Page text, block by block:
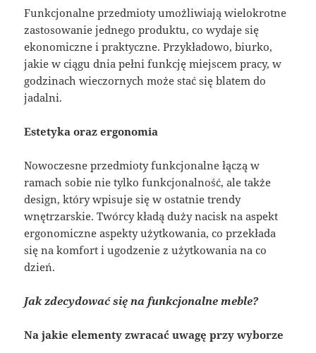
Funkcjonalne przedmioty umożliwiają wielokrotne
zastosowanie jednego produktu, co wydaje się
ekonomiczne i praktyczne. Przykładowo, biurko,
jakie w ciągu dnia pełni funkcję miejscem pracy, w
godzinach wieczornych może stać się blatem do
jadalni.
Estetyka oraz ergonomia
Nowoczesne przedmioty funkcjonalne łączą w
ramach sobie nie tylko funkcjonalność, ale także
design, który wpisuje się w ostatnie trendy
wnętrzarskie. Twórcy kładą duży nacisk na aspekt
ergonomiczne aspekty użytkowania, co przekłada
się na komfort i ugodzenie z użytkowania na co
dzień.
Jak zdecydować się na funkcjonalne meble?
Na jakie elementy zwracać uwagę przy wyborze